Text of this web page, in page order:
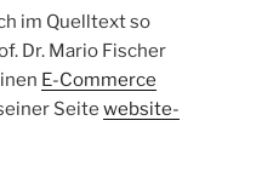
im Quelltext so
Dr. Mario Fischer
E-Commerce
Seite website-